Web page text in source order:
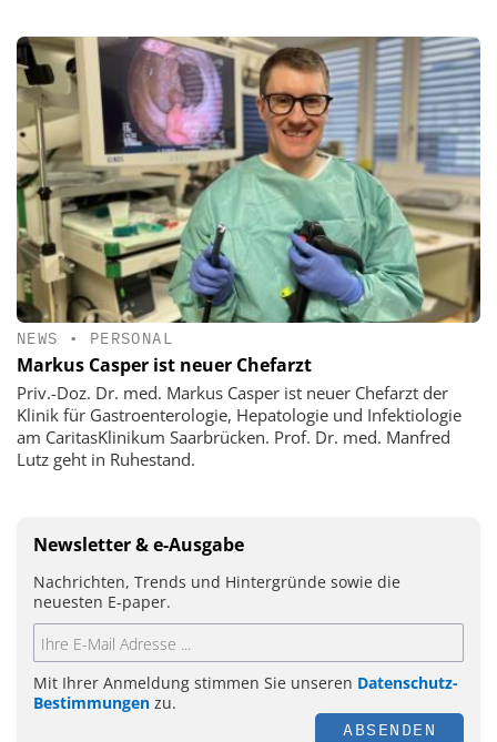
NEWS • PERSONAL
Markus Casper ist neuer Chefarzt
Priv.-Doz. Dr. med. Markus Casper ist neuer Chefarzt der
Klinik für Gastroenterologie, Hepatologie und Infektiologie
am CaritasKlinikum Saarbrücken. Prof. Dr. med. Manfred
Lutz geht in Ruhestand.
Newsletter & e-Ausgabe
Nachrichten, Trends und Hintergründe sowie die
neuesten E-paper.
Mit Ihrer Anmeldung stimmen Sie unseren Datenschutz-
Bestimmungen zu.
ABSENDEN